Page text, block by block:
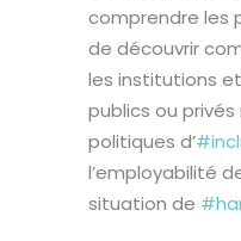
comprendre les
de découvrir
les institutions
publics ou
politiques d’
l’employabilité
situation de